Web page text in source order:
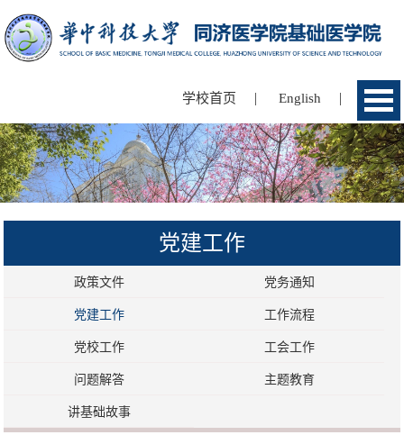
学校首页 | English |
党建工作
政策文件 党务通知
党建工作 工作流程
党校工作 工会工作
问题解答 主题教育
讲基础故事